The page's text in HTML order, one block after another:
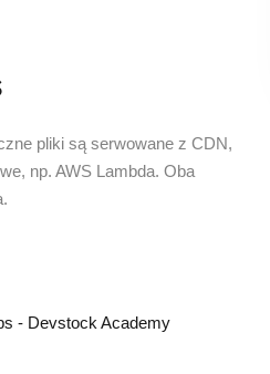
pliki są serwowane z CDN,
np. AWS Lambda. Oba